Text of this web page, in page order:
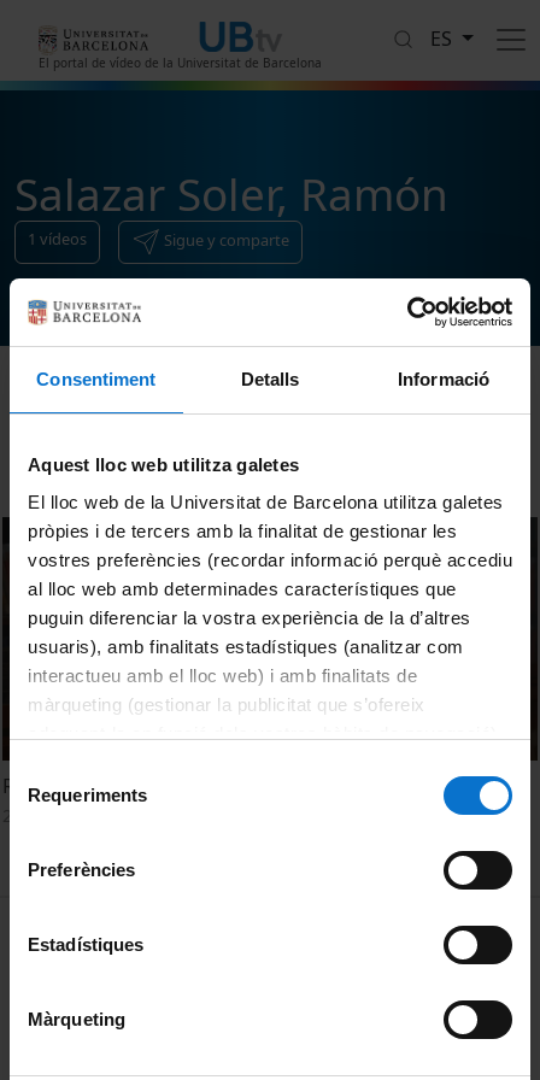
Consentiment Detalls Informació
Aquest lloc web utilitza galetes
El lloc web de la Universitat de Barcelona utilitza galetes
pròpies i de tercers amb la finalitat de gestionar les
vostres preferències (recordar informació perquè accediu
al lloc web amb determinades característiques que
puguin diferenciar la vostra experiència de la d’altres
usuaris), amb finalitats estadístiques (analitzar com
interactueu amb el lloc web) i amb finalitats de
màrqueting (gestionar la publicitat que s’ofereix
consultar laPolítica de galetes del lloc web de la
Requeriments
Preferències
Estadístiques
Màrqueting
El portal de vídeo de la Universitat de Barcelona
ES
Salazar Soler, Ramón
1 vídeos Sigue y comparte
Ordenar
Ramon Salazar. El cicle vital: naixement i mort
MENÚ PEU 1
Política de Cookies
Privacidad y términos